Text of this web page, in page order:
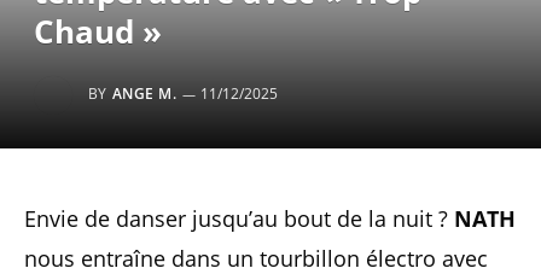
Chaud »
BY ANGE M. 11/12/2025
Envie de danser jusqu’au bout de la nuit ? NATH
nous entraîne dans un tourbillon électro avec